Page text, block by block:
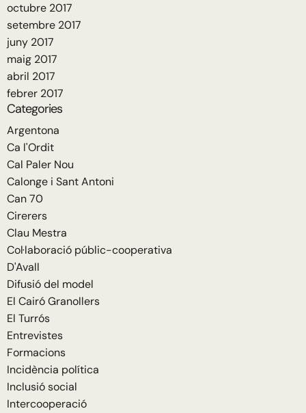
octubre 2017
setembre 2017
juny 2017
maig 2017
abril 2017
febrer 2017
Categories
Argentona
Ca l'Ordit
Cal Paler Nou
Calonge i Sant Antoni
Can 70
Cirerers
Clau Mestra
Col·laboració públic-cooperativa
D'Avall
Difusió del model
El Cairó Granollers
El Turrós
Entrevistes
Formacions
Incidència política
Inclusió social
Intercooperació